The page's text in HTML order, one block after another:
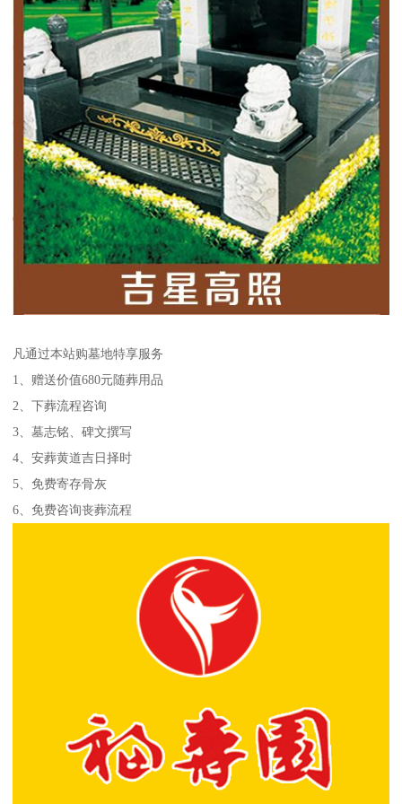
凡通过本站购墓地特享服务
1、赠送价值680元随葬用品
2、下葬流程咨询
3、墓志铭、碑文撰写
4、安葬黄道吉日择时
5、免费寄存骨灰
6、免费咨询丧葬流程